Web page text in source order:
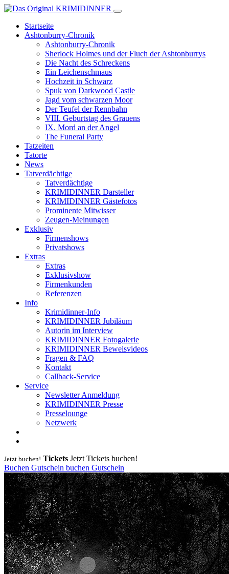
Startseite
Ashtonburry-Chronik
Ashtonburry-Chronik
Sherlock Holmes und der Fluch der Ashtonburrys
Die Nacht des Schreckens
Ein Leichenschmaus
Hochzeit in Schwarz
Spuk von Darkwood Castle
Jagd vom schwarzen Moor
Der Teufel der Rennbahn
VIII. Geburtstag des Grauens
IX. Mord an der Angel
The Funeral Party
Tatzeiten
Tatorte
News
Tatverdächtige
Tatverdächtige
KRIMIDINNER Darsteller
KRIMIDINNER Gästefotos
Prominente Mitwisser
Zeugen-Meinungen
Exklusiv
Firmenshows
Privatshows
Extras
Extras
Exklusivshow
Firmenkunden
Referenzen
Info
Krimidinner-Info
KRIMIDINNER Jubiläum
Autorin im Interview
KRIMIDINNER Fotogalerie
KRIMIDINNER Beweisvideos
Fragen & FAQ
Kontakt
Callback-Service
Service
Newsletter Anmeldung
KRIMIDINNER Presse
Presselounge
Netzwerk
Jetzt buchen! Tickets Jetzt Tickets buchen!
Buchen Gutschein buchen Gutschein